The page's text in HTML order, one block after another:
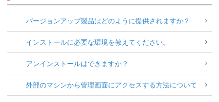
バージョンアップ製品はどのように提供されますか？
インストールに必要な環境を教えてください。
アンインストールはできますか？
外部のマシンから管理画面にアクセスする方法について